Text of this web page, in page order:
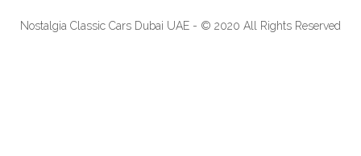
Nostalgia Classic Cars Dubai UAE - © 2020 All Rights Reserved